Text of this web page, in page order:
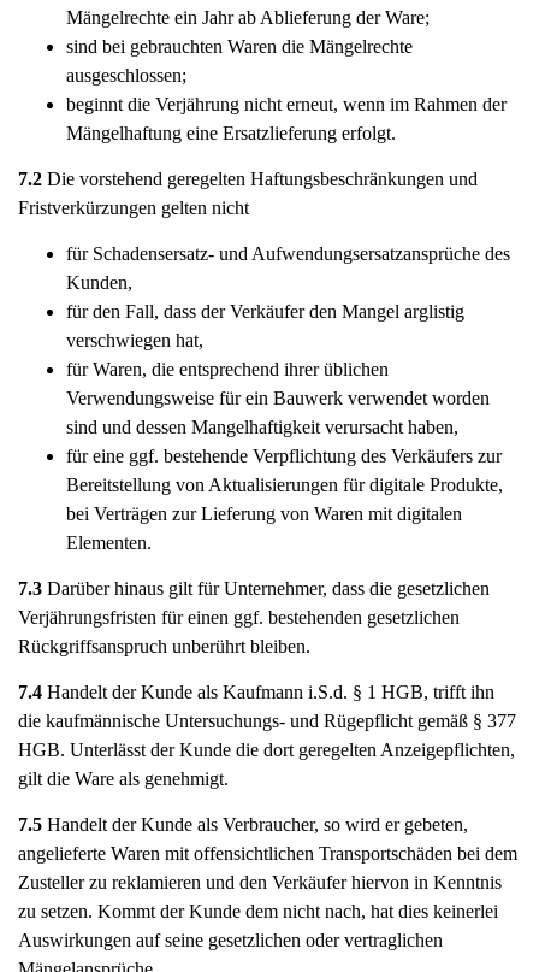
Mängelrechte ein Jahr ab Ablieferung der Ware;
sind bei gebrauchten Waren die Mängelrechte
ausgeschlossen;
beginnt die Verjährung nicht erneut, wenn im Rahmen der
Mängelhaftung eine Ersatzlieferung erfolgt.
7.2 Die vorstehend geregelten Haftungsbeschränkungen und
Fristverkürzungen gelten nicht
für Schadensersatz- und Aufwendungsersatzansprüche des
Kunden,
für den Fall, dass der Verkäufer den Mangel arglistig
verschwiegen hat,
für Waren, die entsprechend ihrer üblichen
Verwendungsweise für ein Bauwerk verwendet worden
sind und dessen Mangelhaftigkeit verursacht haben,
für eine ggf. bestehende Verpflichtung des Verkäufers zur
Bereitstellung von Aktualisierungen für digitale Produkte,
bei Verträgen zur Lieferung von Waren mit digitalen
Elementen.
7.3 Darüber hinaus gilt für Unternehmer, dass die gesetzlichen
Verjährungsfristen für einen ggf. bestehenden gesetzlichen
Rückgriffsanspruch unberührt bleiben.
7.4 Handelt der Kunde als Kaufmann i.S.d. § 1 HGB, trifft ihn
die kaufmännische Untersuchungs- und Rügepflicht gemäß § 377
HGB. Unterlässt der Kunde die dort geregelten Anzeigepflichten,
gilt die Ware als genehmigt.
7.5 Handelt der Kunde als Verbraucher, so wird er gebeten,
angelieferte Waren mit offensichtlichen Transportschäden bei dem
Zusteller zu reklamieren und den Verkäufer hiervon in Kenntnis
zu setzen. Kommt der Kunde dem nicht nach, hat dies keinerlei
Auswirkungen auf seine gesetzlichen oder vertraglichen